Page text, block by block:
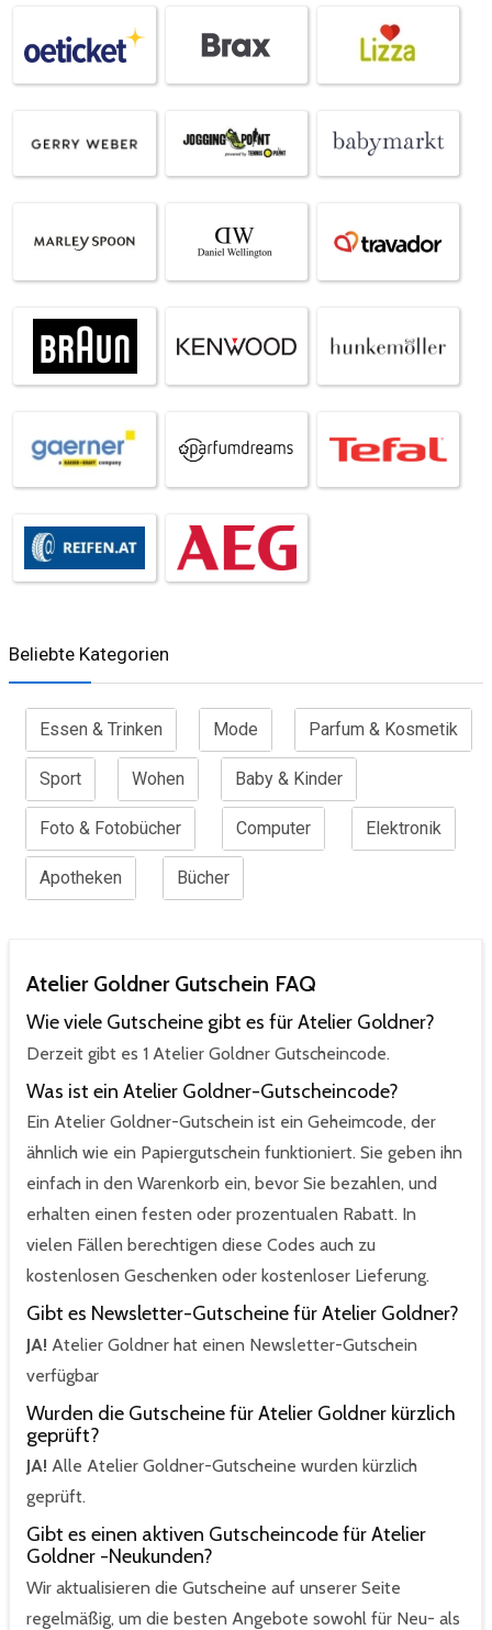
Beliebte Kategorien
Essen & Trinken Mode Parfum & Kosmetik
Sport Wohen Baby & Kinder
Foto & Fotobücher Computer Elektronik
Apotheken Bücher
Atelier Goldner Gutschein FAQ
Wie viele Gutscheine gibt es für Atelier Goldner?
Derzeit gibt es 1 Atelier Goldner Gutscheincode.
Was ist ein Atelier Goldner-Gutscheincode?
Ein Atelier Goldner-Gutschein ist ein Geheimcode, der
ähnlich wie ein Papiergutschein funktioniert. Sie geben ihn
einfach in den Warenkorb ein, bevor Sie bezahlen, und
erhalten einen festen oder prozentualen Rabatt. In
vielen Fällen berechtigen diese Codes auch zu
kostenlosen Geschenken oder kostenloser Lieferung.
Gibt es Newsletter-Gutscheine für Atelier Goldner?
JA! Atelier Goldner hat einen Newsletter-Gutschein
verfügbar
Wurden die Gutscheine für Atelier Goldner kürzlich
geprüft?
JA! Alle Atelier Goldner-Gutscheine wurden kürzlich
geprüft.
Gibt es einen aktiven Gutscheincode für Atelier
Goldner -Neukunden?
Wir aktualisieren die Gutscheine auf unserer Seite
regelmäßig, um die besten Angebote sowohl für Neu- als